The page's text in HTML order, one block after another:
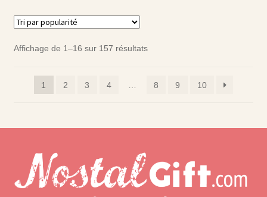
Affichage de 1–16 sur 157 résultats
1 2 3 4 8 9 10